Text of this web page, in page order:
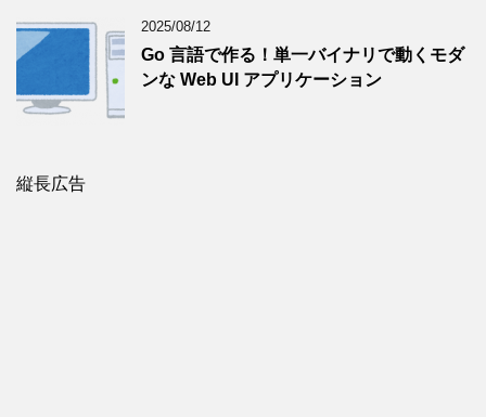
2025/08/12
Go 言語で作る！単一バイナリで動くモダ
ンな Web UI アプリケーション
縦長広告